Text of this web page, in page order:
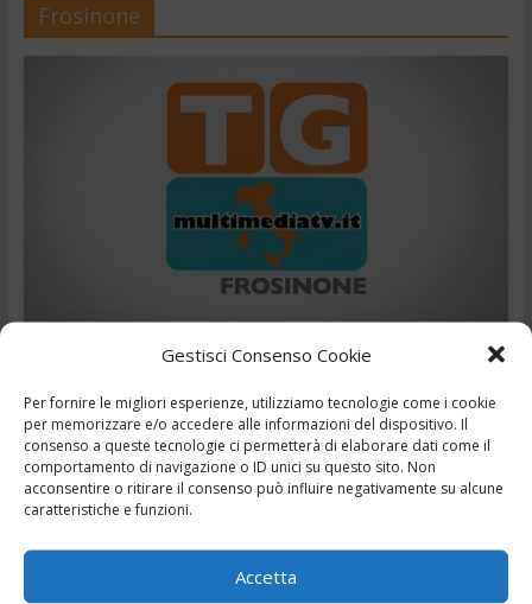
Gestisci Consenso Cookie
Per fornire le migliori esperienze, utilizziamo tecnologie come i cookie
per memorizzare e/o accedere alle informazioni del dispositivo. Il
consenso a queste tecnologie ci permetterà di elaborare dati come il
comportamento di navigazione o ID unici su questo sito. Non
acconsentire o ritirare il consenso può influire negativamente su alcune
caratteristiche e funzioni.
Accetta
Frosinone
Evidenza
telegiornale,Tg,Tg24
TG – Anziani terribili e stalking in condominio – 7/8/2026
Leggi il seguito